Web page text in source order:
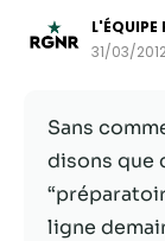
L'ÉQUIPE
31/03/
Sans
disons que
ligne